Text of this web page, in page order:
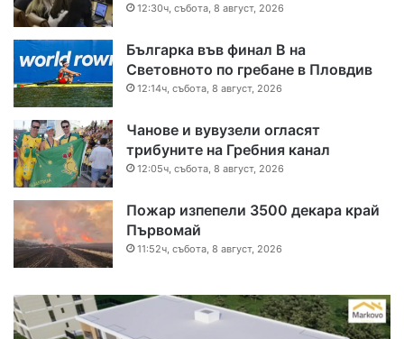
12:30ч, събота, 8 август, 2026
Българка във финал B на
Световното по гребане в Пловдив
12:14ч, събота, 8 август, 2026
Чанове и вувузели огласят
трибуните на Гребния канал
12:05ч, събота, 8 август, 2026
Пожар изпепели 3500 декара край
Първомай
11:52ч, събота, 8 август, 2026